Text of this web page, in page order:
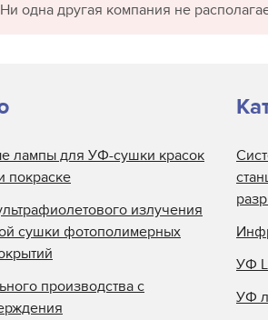
одна другая компания не
лампы для УФ-сушки красок
покраске
излучения
сушки фотополимерных
производства с
УФ
УФ